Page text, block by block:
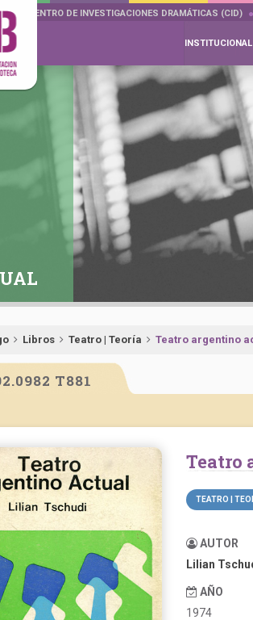
CENTRO DE INVESTIGACIONES DRAMÁTICAS (CID)
INSTITUCIONAL
Libros Teatro | Teoría Teatro argentino
T881
TEATRO |
AUTOR
Lilian
AÑO
1974